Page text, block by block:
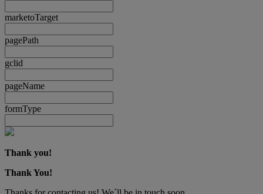
marketoTarget
pagePath
gclid
pageName
formType
Thank you!
Thank You!